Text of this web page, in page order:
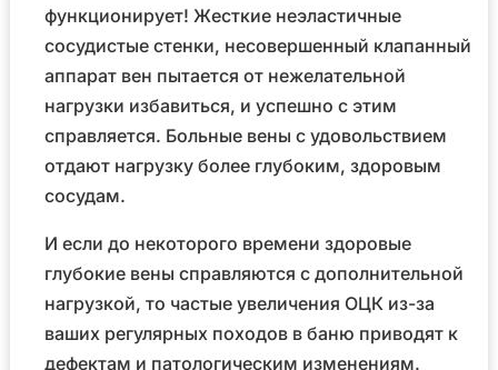
функционирует! Жесткие неэластичные
сосудистые стенки, несовершенный клапанный
аппарат вен пытается от нежелательной
нагрузки избавиться, и успешно с этим
справляется. Больные вены с удовольствием
отдают нагрузку более глубоким, здоровым
сосудам.
И если до некоторого времени здоровые
глубокие вены справляются с дополнительной
нагрузкой, то частые увеличения ОЦК из-за
ваших регулярных походов в баню приводят к
дефектам и патологическим изменениям.